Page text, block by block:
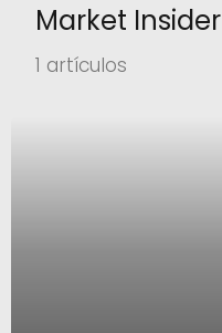
Market Insider
1 artículos